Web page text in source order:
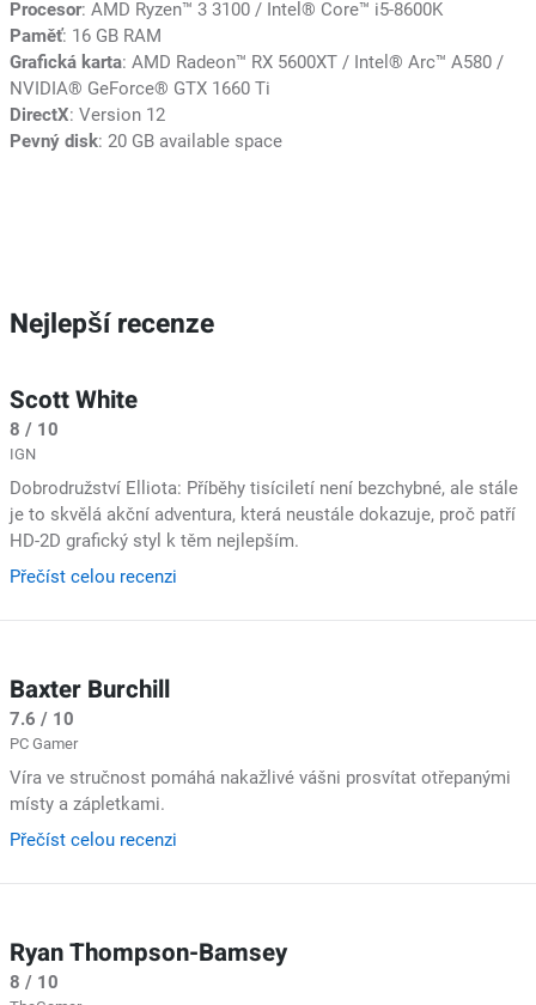
Procesor: AMD Ryzen™ 3 3100 / Intel® Core™ i5-8600K
Paměť: 16 GB RAM
Grafická karta: AMD Radeon™ RX 5600XT / Intel® Arc™ A580 /
NVIDIA® GeForce® GTX 1660 Ti
DirectX: Version 12
Pevný disk: 20 GB available space
Nejlepší recenze
Scott White
8 / 10
IGN
Dobrodružství Elliota: Příběhy tisíciletí není bezchybné, ale stále
je to skvělá akční adventura, která neustále dokazuje, proč patří
HD-2D grafický styl k těm nejlepším.
Přečíst celou recenzi
Baxter Burchill
7.6 / 10
PC Gamer
Víra ve stručnost pomáhá nakažlivé vášni prosvítat otřepanými
místy a zápletkami.
Přečíst celou recenzi
Ryan Thompson-Bamsey
8 / 10